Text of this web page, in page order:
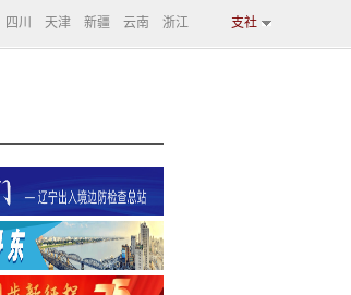
四川 天津 新疆 云南 浙江 支社